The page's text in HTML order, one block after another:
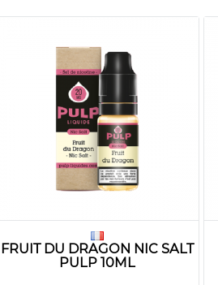
FRUIT DU DRAGON NIC SALT
PULP 10ML